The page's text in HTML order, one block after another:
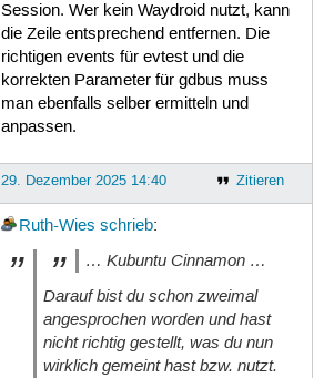
Session. Wer kein Waydroid nutzt, kann
die Zeile entsprechend entfernen. Die
richtigen events für evtest und die
korrekten Parameter für gdbus muss
man ebenfalls selber ermitteln und
anpassen.
Zitieren
29. Dezember 2025 14:40
Ruth-Wies schrieb:
… Kubuntu Cinnamon …
Darauf bist du schon zweimal
angesprochen worden und hast
nicht richtig gestellt, was du nun
wirklich gemeint hast bzw. nutzt.